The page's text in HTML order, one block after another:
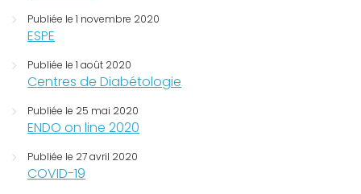
Publiée le 1 novembre 2020
ESPE
Publiée le 1 août 2020
Centres de Diabétologie
Publiée le 25 mai 2020
ENDO on line 2020
Publiée le 27 avril 2020
COVID-19